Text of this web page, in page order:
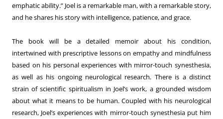
emphatic ability.” Joel is a remarkable man, with a remarkable story,
and he shares his story with intelligence, patience, and grace.
The book will be a detailed memoir about his condition,
intertwined with prescriptive lessons on empathy and mindfulness
based on his personal experiences with mirror-touch synesthesia,
as well as his ongoing neurological research. There is a distinct
strain of scientific spiritualism in Joel’s work, a grounded wisdom
about what it means to be human. Coupled with his neurological
research, Joel’s experiences with mirror-touch synesthesia put him